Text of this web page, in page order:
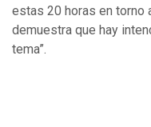
estas 20 horas en torno
demuestra que hay
tema”.